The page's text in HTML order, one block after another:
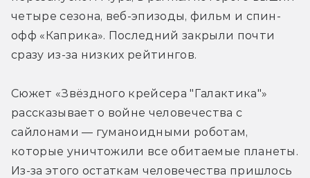
четыре сезона, веб-эпизоды, фильм и спин-
офф «Каприка». Последний закрыли почти
сразу из-за низких рейтингов.
Сюжет «Звёздного крейсера "Галактика"»
рассказывает о войне человечества с
сайлонами — гуманоидными роботам,
которые уничтожили все обитаемые планеты.
Из-за этого остаткам человечества пришлось